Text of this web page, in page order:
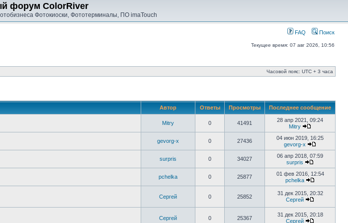
форум ColorRiver
Фотокиоски, Фототерминалы, ПО imaTouch
FAQ Поиск
Текущее время: 07 авг 2026, 10:56
Часовой пояс: UTC + 3 часа
Автор Ответы Просмотры Последнее сообщение
Mitry 0 41491
28 апр 2021, 09:24
Mitry
gevorg-x 0 27436
04 июн 2019, 16:25
gevorg-x
surpris 0 34027
06 апр 2018, 07:59
surpris
pchelka 0 25877
01 фев 2016, 12:54
pchelka
Сергей 0 25852
31 дек 2015, 20:32
Сергей
Сергей 0 25367
31 дек 2015, 20:18
Сергей